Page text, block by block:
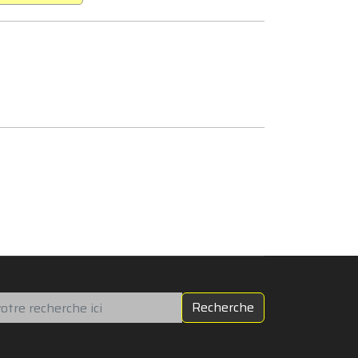
Recherche